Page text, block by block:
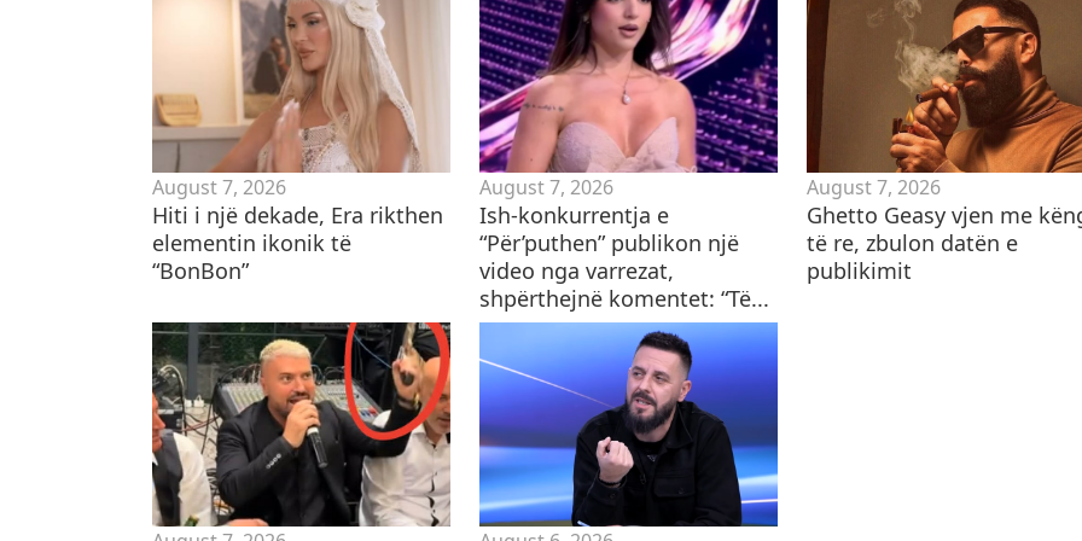
August 7, 2026
Hiti i një dekade, Era rikthen
elementin ikonik të
“BonBon”
August 7, 2026
Ish-konkurrentja e
“Për’puthen” publikon një
video nga varrezat,
shpërthejnë komentet: “Të...
August 7, 2026
Ghetto Geasy vjen me
të re, zbulon datën e
publikimit